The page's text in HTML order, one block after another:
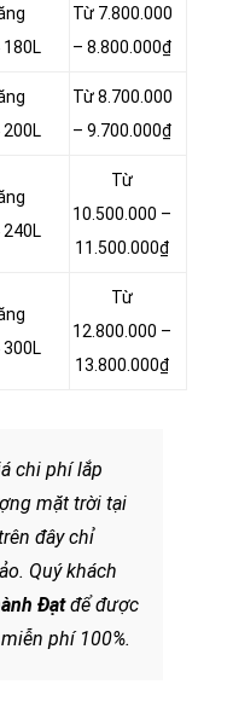
Từ 7.800.000
– 8.800.000₫
Từ 8.700.000
– 9.700.000₫
Từ
10.500.000 –
11.500.000₫
Từ
12.800.000 –
13.800.000₫
chi phí lắp
mặt trời tại
đây chỉ
Quý khách
Đạt để được
phí 100%.